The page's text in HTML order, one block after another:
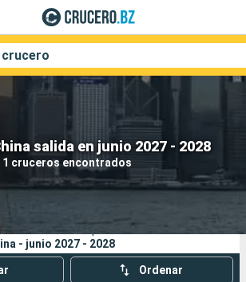
salida en junio 2027 - 2028
1 cruceros encontrados
Buscar
criterios de búsqueda:
- junio 2027 - 2028
Ordenar